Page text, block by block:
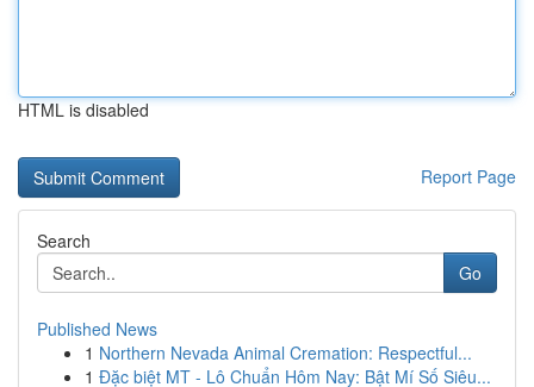
HTML is disabled
Report Page
Search
Go
Published News
1 Northern Nevada Animal Cremation: Respectful...
1 Đặc biệt MT - Lô Chuẩn Hôm Nay: Bật Mí Số Siêu...